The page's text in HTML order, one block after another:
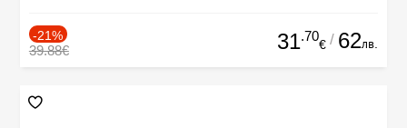
-21%
39.88€ 31.70
€ / 62лв.